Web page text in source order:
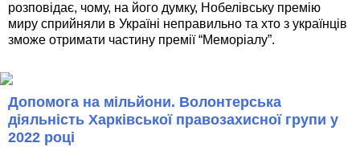
розповідає, чому, на його думку, Нобелівську премію
миру сприйняли в Україні неправильно та хто з українців
зможе отримати частину премії “Меморіалу”.
Допомога на мільйони. Волонтерська
діяльність Харківської правозахисної групи у
2022 році